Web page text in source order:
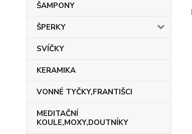
ŠAMPONY
ŠPERKY
SVÍČKY
KERAMIKA
VONNÉ TYČKY,FRANTIŠCI
MEDITAČNÍ
KOULE,MOXY,DOUTNÍKY